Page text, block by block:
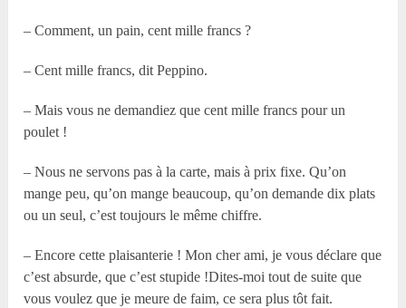
– Comment, un pain, cent mille francs ?
– Cent mille francs, dit Peppino.
– Mais vous ne demandiez que cent mille francs pour un
poulet !
– Nous ne servons pas à la carte, mais à prix fixe. Qu’on
mange peu, qu’on mange beaucoup, qu’on demande dix plats
ou un seul, c’est toujours le même chiffre.
– Encore cette plaisanterie ! Mon cher ami, je vous déclare que
c’est absurde, que c’est stupide !Dites-moi tout de suite que
vous voulez que je meure de faim, ce sera plus tôt fait.